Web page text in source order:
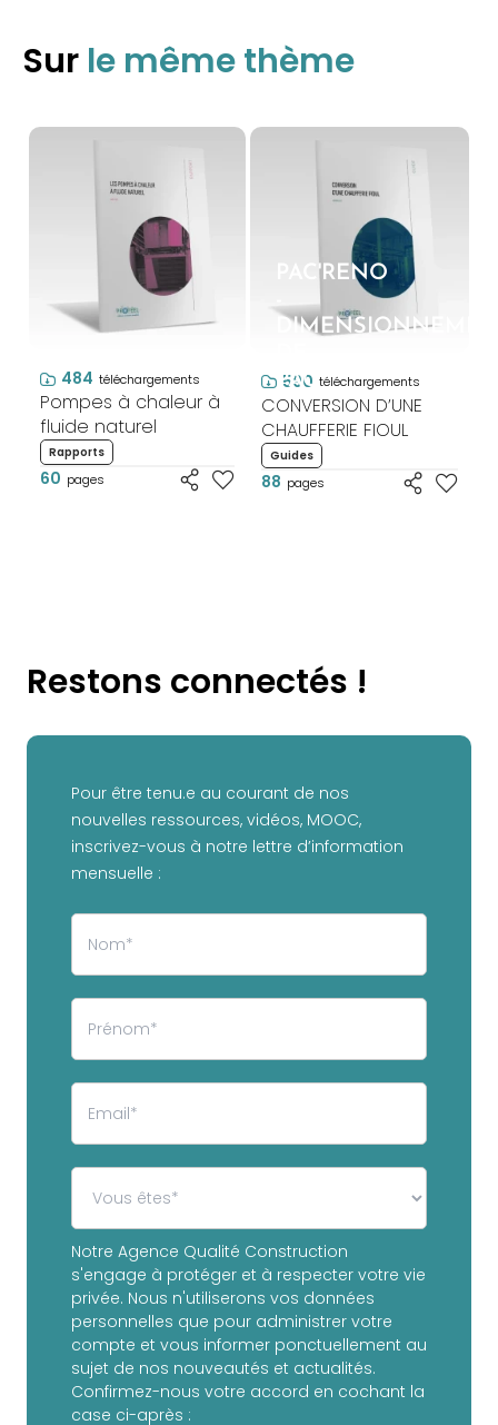
Sur le même thème
484 téléchargements
Pompes à chaleur à
fluide naturel
Rapports
60 pages
PAC'RENO
-
PAC
590 téléchargements
CONVERSION D’UNE
CHAUFFERIE FIOUL
Guides
88 pages
Restons connectés !
Pour être tenu.e au courant de nos
nouvelles ressources, vidéos, MOOC,
inscrivez-vous à notre lettre d’information
mensuelle :
Notre Agence Qualité Construction
s'engage à protéger et à respecter votre vie
privée. Nous n'utiliserons vos données
personnelles que pour administrer votre
compte et vous informer ponctuellement au
sujet de nos nouveautés et actualités.
Confirmez-nous votre accord en cochant la
case ci-après :